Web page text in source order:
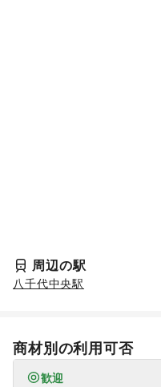
周辺の駅
八千代中央駅
商材別の利用可否
歓迎